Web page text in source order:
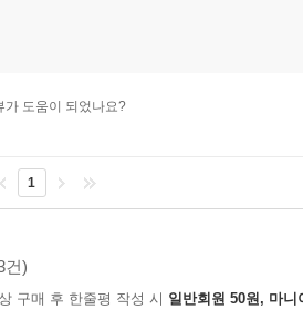
가 도움이 되었나요?
1
건)
구매 후 한줄평 작성 시 일반회원 50원, 마니